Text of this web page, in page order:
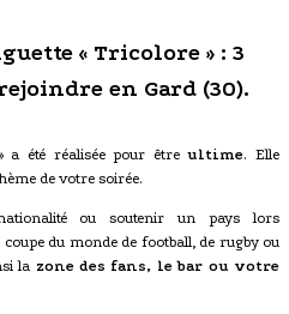
« Tricolore » : 3
en Gard (30).
a été réalisée pour êtreultime. Elle
de votre soirée.
ou soutenir un pays lors
du monde de football, de rugby ou
la zone des fans, le bar ou votre